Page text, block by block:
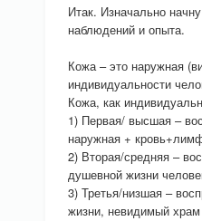
Итак. Изначально
наблюдений и опыта.
Кожа – это наружная
индивидуальности
Кожа, как
1) Первая/ высшая –
наружная +
2) Вторая/средняя –
душевной жизни
3) Третья/низшая –
жизни, невидимый